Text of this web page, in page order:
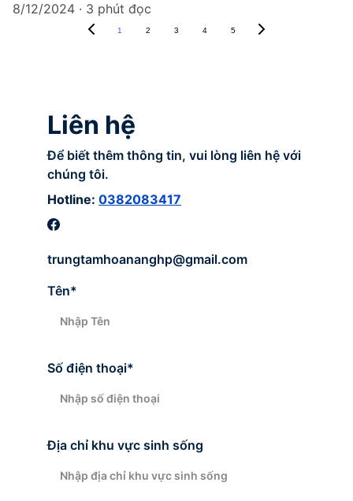
8/12/2024
3 phút đọc
1 2 3 4 5
Tên*
Số điện thoại*
Địa chỉ khu vực sinh sống
Liên hệ
Để biết thêm thông tin, vui lòng liên hệ với
chúng tôi.
Hotline: 0382083417
trungtamhoananghp@gmail.com